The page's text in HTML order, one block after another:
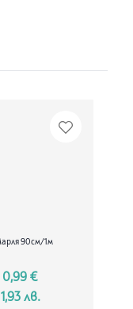
90см/1м
0,99 €
1,93 лв.